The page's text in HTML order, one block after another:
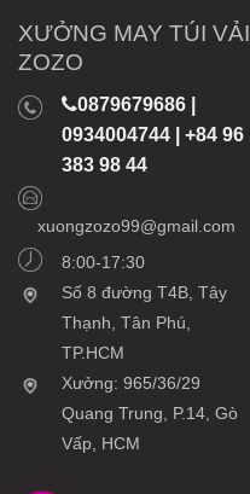
XƯỞNG MAY TÚI VẢI
ZOZO
0879679686 |
0934004744 | +84 96
383 98 44
xuongzozo99@gmail.com
8:00-17:30
Số 8 đường T4B, Tây
Thạnh, Tân Phú,
TP.HCM
Xưởng: 965/36/29
Quang Trung, P.14, Gò
Vấp, HCM